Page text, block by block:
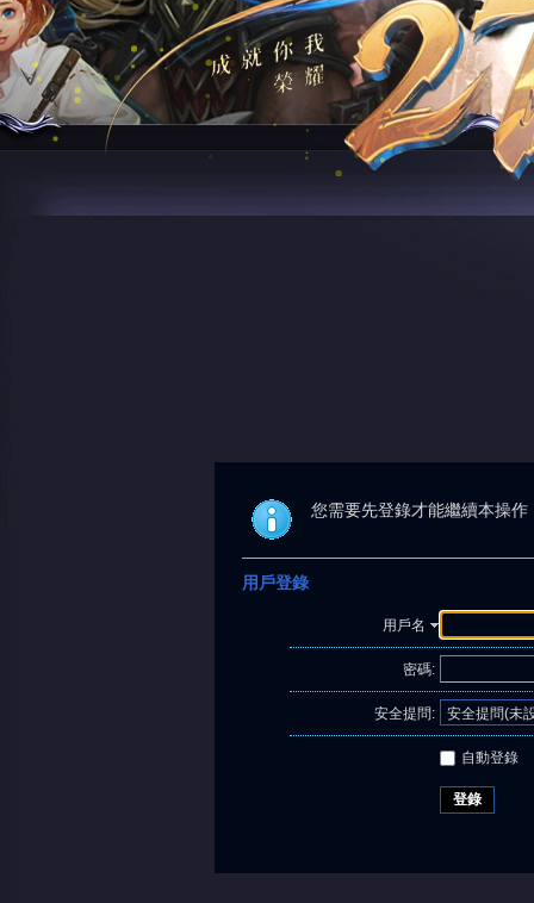
您需要先登錄才能繼續本操作
用戶登錄
用戶名
密碼:
安全提問:
自動登錄
登錄